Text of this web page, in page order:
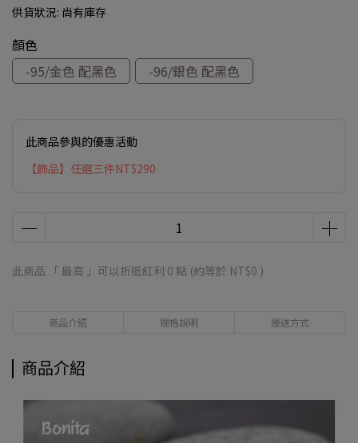
供貨狀況: 尚有庫存
顏色
-95/金色 配黑色
-96/銀色 配黑色
此商品參與的優惠活動
【飾品】任選三件NT$290
此商品 「 最高 」可以折抵紅利 0 點 (約等於 NT$0 )
商品介紹 規格說明 運送方式
商品介紹